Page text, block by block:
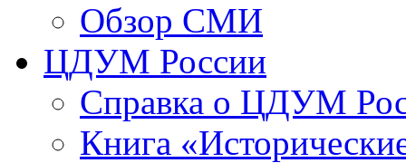
Обзор СМИ
ЦДУМ России
Справка о ЦДУМ
Книга